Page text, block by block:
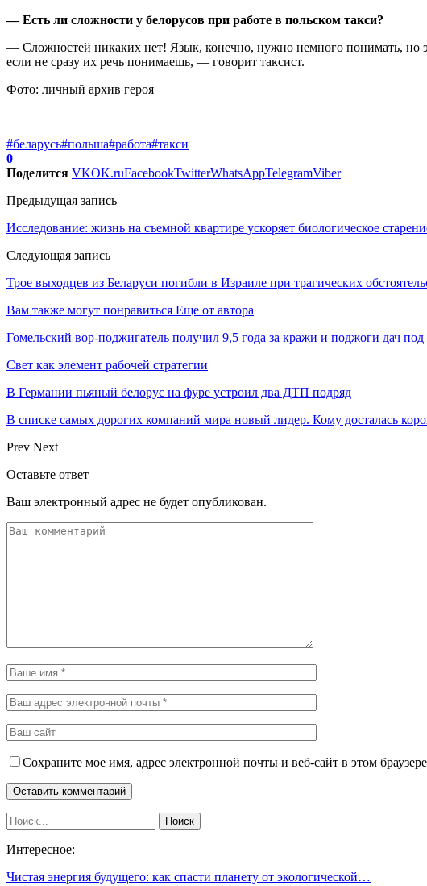
— Есть ли сложности у белорусов при работе в польском такси?
— Сложностей никаких нет! Язык, конечно, нужно немного понимать, но
если не сразу их речь понимаешь, — говорит таксист.
Фото: личный архив героя
#беларусь#польша#работа#такси
0
Поделится VKOK.ruFacebookTwitterWhatsAppTelegramViber
Предыдущая запись
Исследование: жизнь на съемной квартире ускоряет биологическое
Следующая запись
Трое выходцев из Беларуси погибли в Израиле при трагических
Вам также могут понравиться Еще от автора
Гомельский вор-поджигатель получил 9,5 года за кражи и поджоги дач
Свет как элемент рабочей стратегии
В Германии пьяный белорус на фуре устроил два ДТП подряд
В списке самых дорогих компаний мира новый лидер. Кому досталась
Prev Next
Оставьте ответ
Ваш электронный адрес не будет опубликован.
Сохраните мое имя, адрес электронной почты и веб-сайт в этом
Интересное:
Чистая энергия будущего: как спасти планету от экологической…